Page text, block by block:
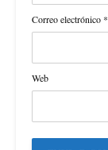
Correo electrónico *
Web